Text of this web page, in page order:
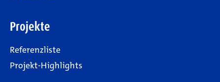
Projekte
Referenzliste
Projekt-Highlights